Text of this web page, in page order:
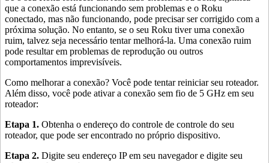
que a conexão está funcionando sem problemas e o Roku
conectado, mas não funcionando, pode precisar ser corrigido com a
próxima solução. No entanto, se o seu Roku tiver uma conexão
ruim, talvez seja necessário tentar melhorá-la. Uma conexão ruim
pode resultar em problemas de reprodução ou outros
comportamentos imprevisíveis.
Como melhorar a conexão? Você pode tentar reiniciar seu roteador.
Além disso, você pode ativar a conexão sem fio de 5 GHz em seu
roteador:
Etapa 1. Obtenha o endereço do controle de controle do seu
roteador, que pode ser encontrado no próprio dispositivo.
Etapa 2. Digite seu endereço IP em seu navegador e digite seu